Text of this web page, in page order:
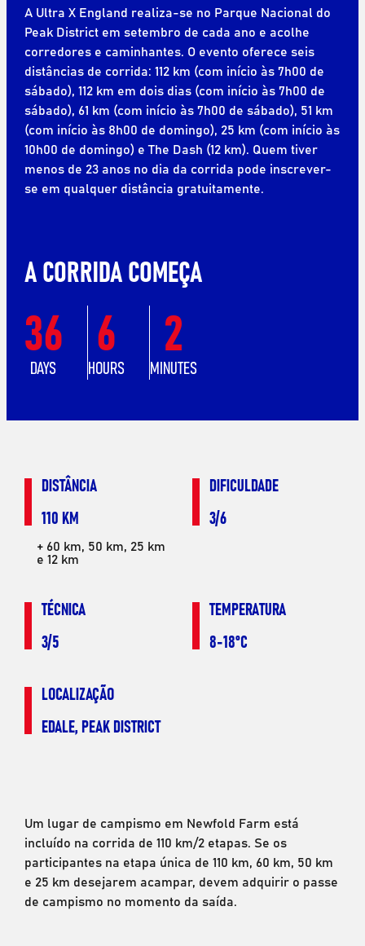
A Ultra X England realiza-se no Parque Nacional do
Peak District em setembro de cada ano e acolhe
corredores e caminhantes. O evento oferece seis
distâncias de corrida: 112 km (com início às 7h00 de
sábado), 112 km em dois dias (com início às 7h00 de
sábado), 61 km (com início às 7h00 de sábado), 51 km
(com início às 8h00 de domingo), 25 km (com início às
10h00 de domingo) e The Dash (12 km). Quem tiver
menos de 23 anos no dia da corrida pode inscrever-
se em qualquer distância gratuitamente.
A CORRIDA COMEÇA
36
DAYS
6
HOURS
2
MINUTES
DISTÂNCIA
110 KM
+ 60 km, 50 km, 25 km
e 12 km
DIFICULDADE
3/6
TÉCNICA
3/5
TEMPERATURA
8-18°C
LOCALIZAÇÃO
EDALE, PEAK DISTRICT
Um lugar de campismo em Newfold Farm está
incluído na corrida de 110 km/2 etapas. Se os
participantes na etapa única de 110 km, 60 km, 50 km
e 25 km desejarem acampar, devem adquirir o passe
de campismo no momento da saída.